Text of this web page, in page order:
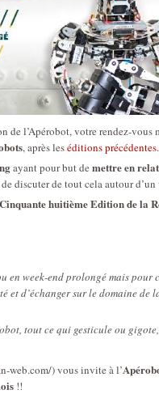
de l’Apérobot, votre rendez-
, après leséditions précédentes.
ayant pour but de mettre en
discuter de tout cela autour d’un
huitième Edition de la
en week-end prolongé mais
et d’échanger sur le domaine de
tout ce qui gesticule ou
web.com/) vous invite à l’
!!